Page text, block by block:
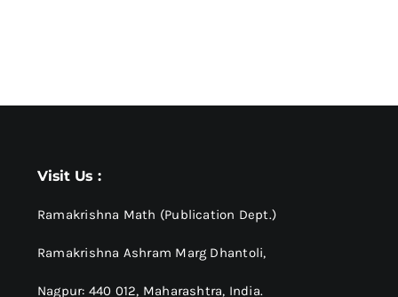
Visit Us :
Ramakrishna Math (Publication Dept.)
Ramakrishna Ashram Marg Dhantoli,
Nagpur: 440 012, Maharashtra, India.